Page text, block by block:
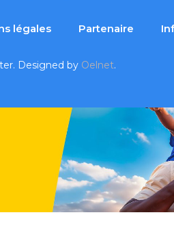
légales Partenaire
Designed by Oelnet.